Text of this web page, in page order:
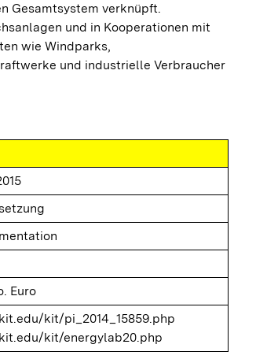
Gesamtsystem verknüpft.
und in Kooperationen mit
wie Windparks,
und industrielle Verbraucher
Euro
kit/pi_2014_15859.php
kit/energylab20.php